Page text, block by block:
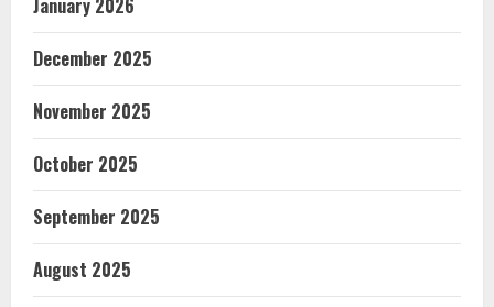
December 2025
November 2025
October 2025
September 2025
August 2025